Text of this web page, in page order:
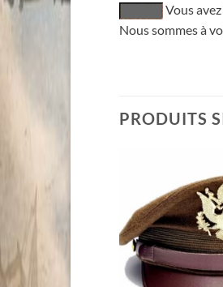
Vous
Nous sommes à
PRODUITS